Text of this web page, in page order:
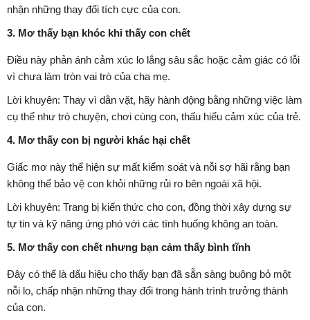
nhận những thay đổi tích cực của con.
3. Mơ thấy bạn khóc khi thấy con chết
Điều này phản ánh cảm xúc lo lắng sâu sắc hoặc cảm giác có lỗi
vì chưa làm tròn vai trò của cha mẹ.
Lời khuyên: Thay vì dằn vặt, hãy hành động bằng những việc làm
cụ thể như trò chuyện, chơi cùng con, thấu hiểu cảm xúc của trẻ.
4. Mơ thấy con bị người khác hại chết
Giấc mơ này thể hiện sự mất kiểm soát và nỗi sợ hãi rằng bạn
không thể bảo vệ con khỏi những rủi ro bên ngoài xã hội.
Lời khuyên: Trang bị kiến thức cho con, đồng thời xây dựng sự
tự tin và kỹ năng ứng phó với các tình huống không an toàn.
5. Mơ thấy con chết nhưng bạn cảm thấy bình tĩnh
Đây có thể là dấu hiệu cho thấy bạn đã sẵn sàng buông bỏ một
nỗi lo, chấp nhận những thay đổi trong hành trình trưởng thành
của con.